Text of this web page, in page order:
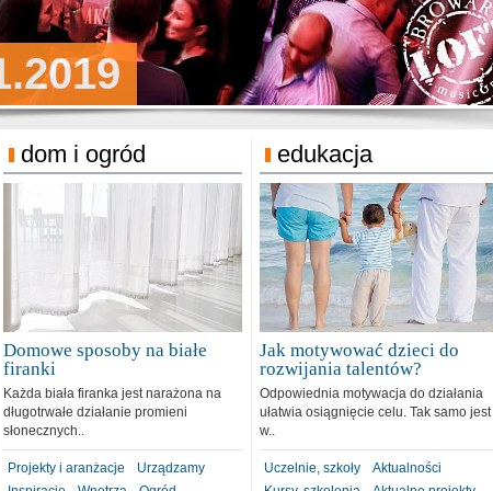
Podgrodzie 31.12.2018
Pensjonat Michelin
dom i ogród
Domowe sposoby na białe
firanki
Każda biała firanka jest narażona na
długotrwałe działanie promieni
słonecznych..
Projekty i aranżacje
Urządzamy
edukacja
Jak motywować dzieci do
rozwijania talentów?
Odpowiednia motywacja do działania
ułatwia osiągnięcie celu. Tak samo jest
w..
Uczelnie, szkoły
Aktualności